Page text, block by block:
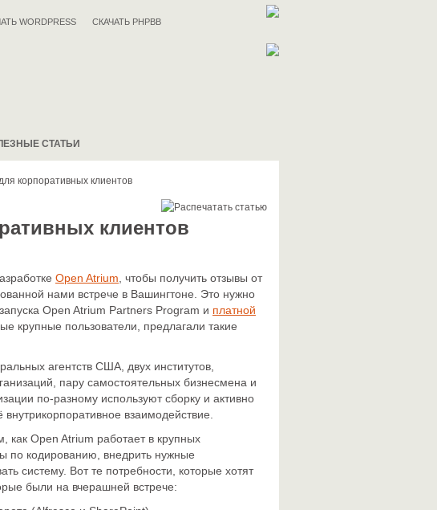
WORDPRESS СКАЧАТЬ PHPBB
СТАТЬИ
корпоративных клиентов
клиентов
Open Atrium , чтобы получить отзывы от
нами встрече в Вашингтоне. Это нужно
Open Atrium Partners Program и платной
крупные пользователи, предлагали такие
агентств США, двух институтов,
пару самостоятельных бизнесмена и
по-разному используют сборку и активно
взаимодействие.
Open Atrium работает в крупных
по кодированию, внедрить нужные
систему. Вот те потребности, которые хотят
были на вчерашней встрече: